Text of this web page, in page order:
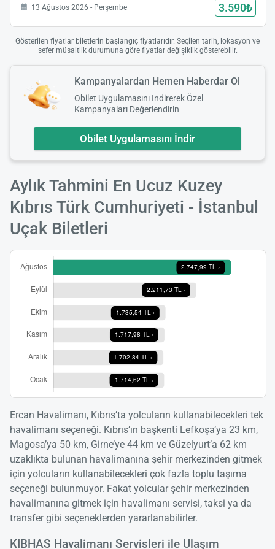
13 Ağustos 2026 - Perşembe 3.590₺
Gösterilen fiyatlar biletlerin başlangıç fiyatlarıdır. Seçilen tarih, lokasyon ve
sefer müsaitlik durumuna göre fiyatlar değişiklik gösterebilir.
Kampanyalardan Hemen Haberdar Ol
Obilet Uygulamasını Indirerek Özel
Kampanyaları Değerlendirin
Obilet Uygulamasını İndir
Aylık Tahmini En Ucuz Kuzey
Kıbrıs Türk Cumhuriyeti - İstanbul
Uçak Biletleri
Ercan Havalimanı, Kıbrıs’ta yolcuların kullanabilecekleri tek
havalimanı seçeneği. Kıbrıs’ın başkenti Lefkoşa’ya 23 km,
Magosa’ya 50 km, Girne’ye 44 km ve Güzelyurt’a 62 km
uzaklıkta bulunan havalimanına şehir merkezinden gitmek
için yolcuların kullanabilecekleri çok fazla toplu taşıma
seçeneği bulunmuyor. Fakat yolcular şehir merkezinden
havalimanına gitmek için havalimanı servisi, taksi ya da
transfer gibi seçeneklerden yararlanabilirler.
KIBHAS Havalimanı Servisleri ile Ulaşım